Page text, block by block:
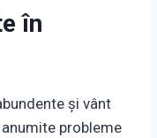
în
și vânt
probleme